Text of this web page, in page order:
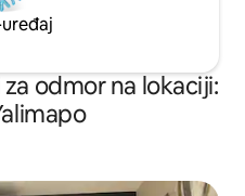
odmor na lokaciji: